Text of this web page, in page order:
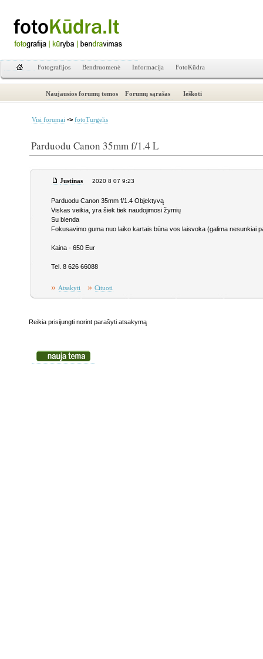
Fotografijos Bendruomenė Informacija FotoKūdra
Naujausios forumų temos Forumų sąrašas Ieškoti
Visi forumai -> fotoTurgelis
Parduodu Canon 35mm f/1.4 L
Justinas 2020 8 07 9:23
Parduodu Canon 35mm f/1.4 Objektyvą
Viskas veikia, yra šiek tiek naudojimosi žymių
Su blenda
Fokusavimo guma nuo laiko kartais būna vos laisvoka (galima nesunkiai
Kaina - 650 Eur
Tel. 8 626 66088
» Atsakyti » Cituoti
Reikia prisijungti norint parašyti atsakymą